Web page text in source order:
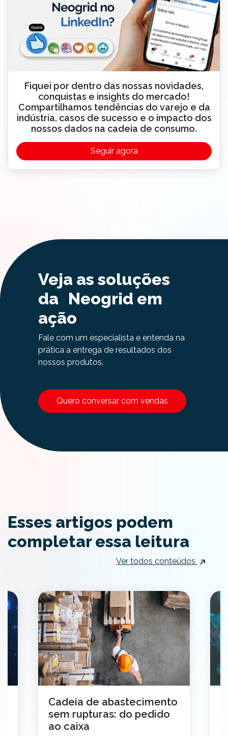
Fiquei por dentro das nossas novidades,
conquistas e insights do mercado!
Compartilhamos tendências do varejo e da
indústria, casos de sucesso e o impacto dos
nossos dados na cadeia de consumo.
Seguir agora
Veja as soluções
da Neogrid em
ação
Fale com um especialista e entenda na
prática a entrega de resultados dos
nossos produtos.
Quero conversar com vendas
Esses artigos podem
completar essa leitura
Ver todos conteúdos
Cadeia de abastecimento
sem rupturas: do pedido
ao caixa